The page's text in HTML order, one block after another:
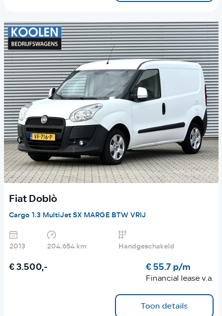
Fiat Doblò
Cargo 1.3 MultiJet SX MARGE BTW VRIJ
2013 204.654 km Handgeschakeld
€ 3.500,- € 55.7 p/m
Financial lease v.a.
Toon details